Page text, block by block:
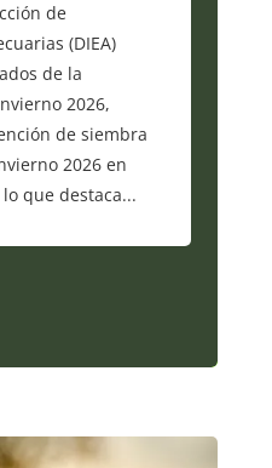
de
(DIEA)
de la
2026,
de siembra
2026 en
que destaca...